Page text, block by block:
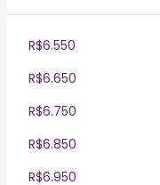
R$6.550
R$6.650
R$6.750
R$6.850
R$6.950